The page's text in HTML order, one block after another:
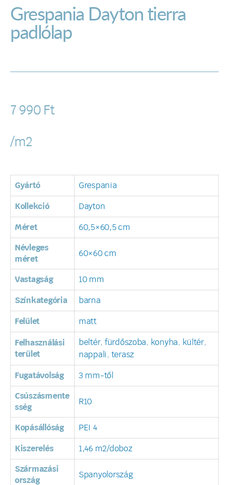
Grespania Dayton tierra
padlólap
7 990 Ft
/m2
Gyártó Grespania
Kollekció Dayton
Méret 60,5×60,5 cm
Névleges
méret
60×60 cm
Vastagság 10 mm
Színkategória barna
Felület matt
Felhasználási
terület
beltér, fürdőszoba, konyha, kültér,
nappali, terasz
Fugatávolság 3 mm-től
Csúszásmente
sség
R10
Kopásállóság PEI 4
Kiszerelés 1,46 m2/doboz
Származási
ország
Spanyolország